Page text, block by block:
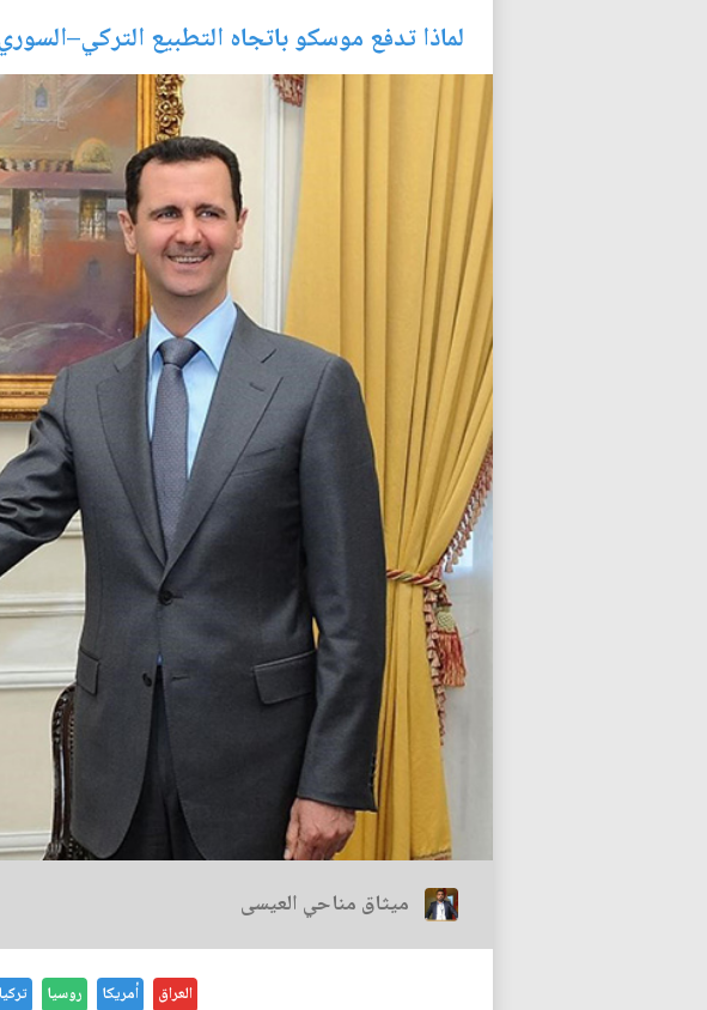
لماذا تدفع موسكو باتجاه التطبيع
ميثاق مناحي العيسى
العراق أمريكا روسيا تركيا